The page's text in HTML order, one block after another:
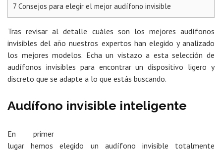
7 Consejos para elegir el mejor audífono invisible
Tras revisar al detalle cuáles son los mejores audífonos
invisibles del año nuestros expertos han elegido y analizado
los mejores modelos. Echa un vistazo a esta selección de
audífonos invisibles para encontrar un dispositivo ligero y
discreto que se adapte a lo que estás buscando.
Audífono invisible inteligente
En primer
lugar hemos elegido un audífono invisible totalmente